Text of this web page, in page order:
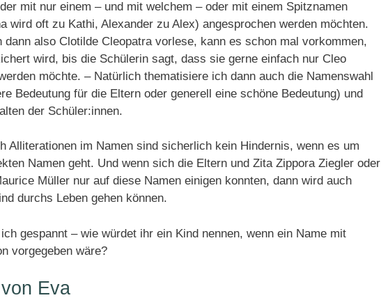
mit nur einem – und mit welchem – oder mit einem Spitznamen
wird oft zu Kathi, Alexander zu Alex) angesprochen werden möchten.
dann also Clotilde Cleopatra vorlese, kann es schon mal vorkommen,
wird, bis die Schülerin sagt, dass sie gerne einfach nur Cleo
möchte. – Natürlich thematisiere ich dann auch die Namenswahl
Bedeutung für die Eltern oder generell eine schöne Bedeutung) und
der Schüler:innen.
Alliterationen im Namen sind sicherlich kein Hindernis, wenn es um
Namen geht. Und wenn sich die Eltern und Zita Zippora Ziegler oder
Müller nur auf diese Namen einigen konnten, dann wird auch
durchs Leben gehen können.
gespannt – wie würdet ihr ein Kind nennen, wenn ein Name mit
vorgegeben wäre?
Eva